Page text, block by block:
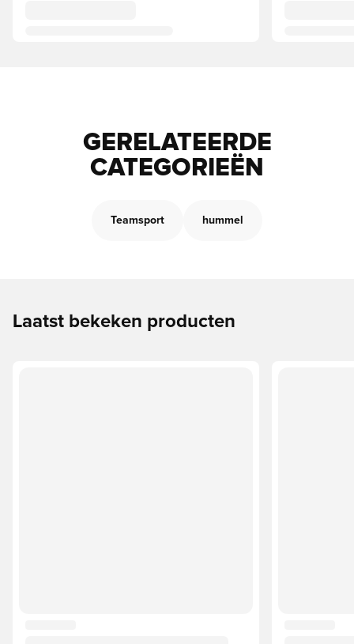
GERELATEERDE
CATEGORIEËN
Teamsport hummel
Laatst bekeken producten